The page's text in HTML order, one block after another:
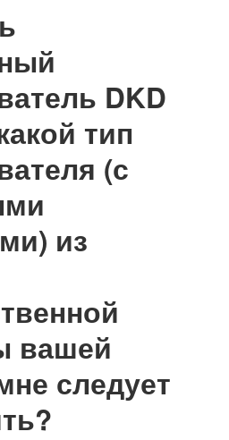
DKD
тип
(с
из
вашей
следует